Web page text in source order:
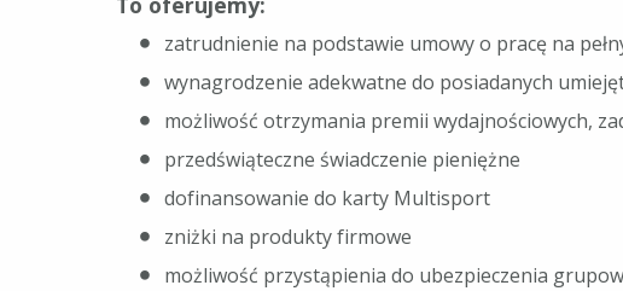
zatrudnienie na podstawie umowy o pracę na
wynagrodzenie adekwatne do posiadanych
możliwość otrzymania premii wydajnościowych,
przedświąteczne świadczenie pieniężne
dofinansowanie do karty Multisport
zniżki na produkty firmowe
możliwość przystąpienia do ubezpieczenia